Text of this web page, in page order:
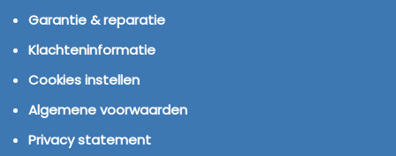
Garantie & reparatie
Klachteninformatie
Cookies instellen
Algemene voorwaarden
Privacy statement